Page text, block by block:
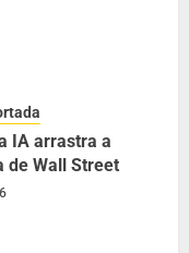
IA arrastra a
de Wall Street